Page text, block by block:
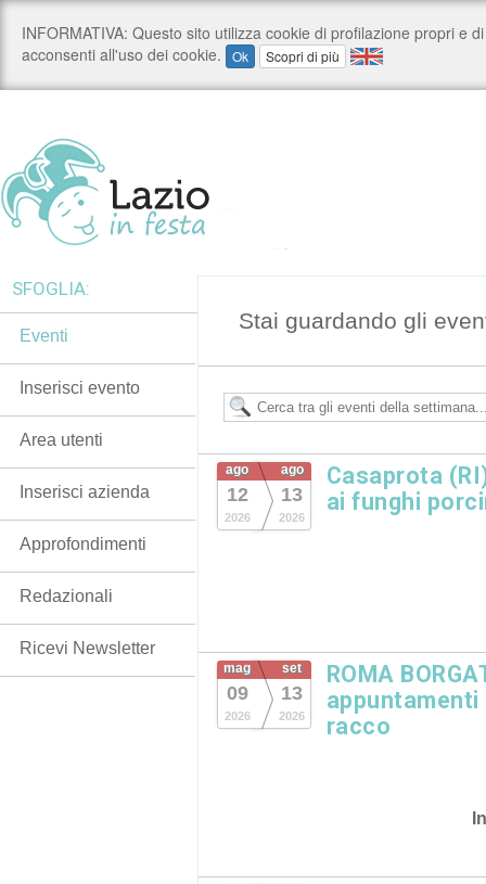
Stai guardando gli
ago
12
2026
ago
13
2026
Casaprota
ai funghi
mag
09
2026
set
13
2026
ROMA
racco
SFOGLIA:
Eventi
Inserisci evento
Area utenti
Inserisci azienda
Approfondimenti
Redazionali
Ricevi Newsletter